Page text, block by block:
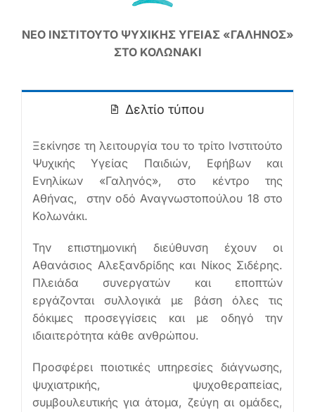
Ελληνικά
ΝΕΟ ΙΝΣΤΙΤΟΥΤΟ ΨΥΧΙΚΗΣ ΥΓΕΙΑΣ «ΓΑΛΗΝΟΣ»
ΣΤΟ ΚΟΛΩΝΑΚΙ
Δελτίο τύπου
Ξεκίνησε τη λειτουργία του το τρίτο Ινστιτούτο
Ψυχικής Υγείας Παιδιών, Εφήβων και
Ενηλίκων «Γαληνός», στο κέντρο της
Αθήνας, στην οδό Αναγνωστοπούλου 18 στο
Κολωνάκι.
Την επιστημονική διεύθυνση έχουν οι
Αθανάσιος Αλεξανδρίδης και Νίκος Σιδέρης.
Πλειάδα συνεργατών και εποπτών
εργάζονται συλλογικά με βάση όλες τις
δόκιμες προσεγγίσεις και με οδηγό την
ιδιαιτερότητα κάθε ανθρώπου.
Προσφέρει ποιοτικές υπηρεσίες διάγνωσης,
ψυχιατρικής, ψυχοθεραπείας,
συμβουλευτικής για άτομα, ζεύγη αι ομάδες,